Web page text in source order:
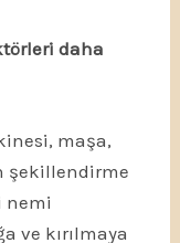
daha
maşa,
şekillendirme
nemi
ve kırılmaya